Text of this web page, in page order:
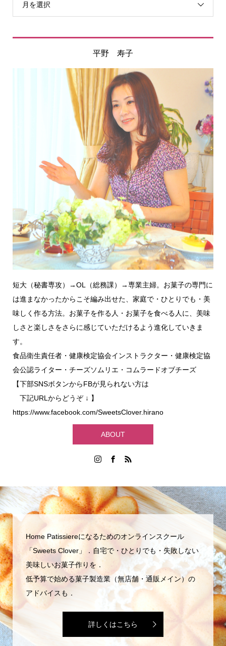
月を選択
平野 寿子
短大（秘書専攻）→OL（総務課）→専業主婦。お菓子の専門に
は進まなかったからこそ編み出せた、家庭で・ひとりでも・美
味しく作る方法。お菓子を作る人・お菓子を食べる人に、美味
しさと楽しさをさらに感じていただけるよう進化していきま
す。
食品衛生責任者・健康検定協会インストラクター・健康検定協
会公認ライター・チーズソムリエ・コムラードオブチーズ
【下部SNSボタンからFBが見られない方は
下記URLからどうぞ ↓ 】
https://www.facebook.com/SweetsClover.hirano
ABOUT
Home Patissiereになるためのオンラインスクール
「Sweets Clover」．自宅で・ひとりでも・失敗しない
美味しいお菓子作りを．
低予算で始める菓子製造業（無店舗・通販メイン）の
アドバイスも．
詳しくはこちら